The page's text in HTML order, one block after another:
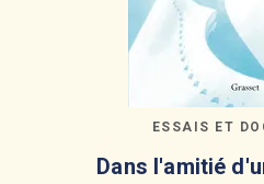
ESSAIS ET
Dans l'amitié